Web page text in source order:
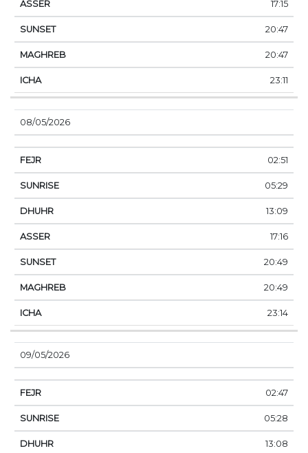
17:15
20:47
20:47
23:11
08/05/2026
02:51
05:29
13:09
17:16
20:49
20:49
23:14
09/05/2026
02:47
05:28
13:08